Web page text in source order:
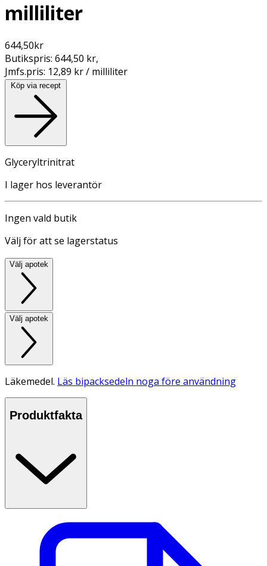
milliliter
644,50kr
Butikspris: 644,50 kr,
Jmfs.pris: 12,89 kr / milliliter
Köp via recept
Glyceryltrinitrat
I lager hos leverantör
Ingen vald butik
Välj för att se lagerstatus
Välj apotek
Välj apotek
Läkemedel. Läs bipacksedeln noga före användning
Produktfakta